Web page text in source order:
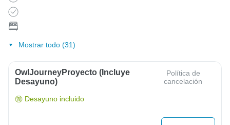
Mostrar todo (31)
OwlJourneyProyecto (Incluye
Desayuno)
Política de
cancelación
Desayuno incluido